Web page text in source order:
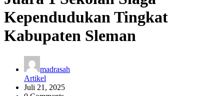
Kependudukan Tingkat
Kabupaten Sleman
madrasah
Artikel
Juli 21, 2025